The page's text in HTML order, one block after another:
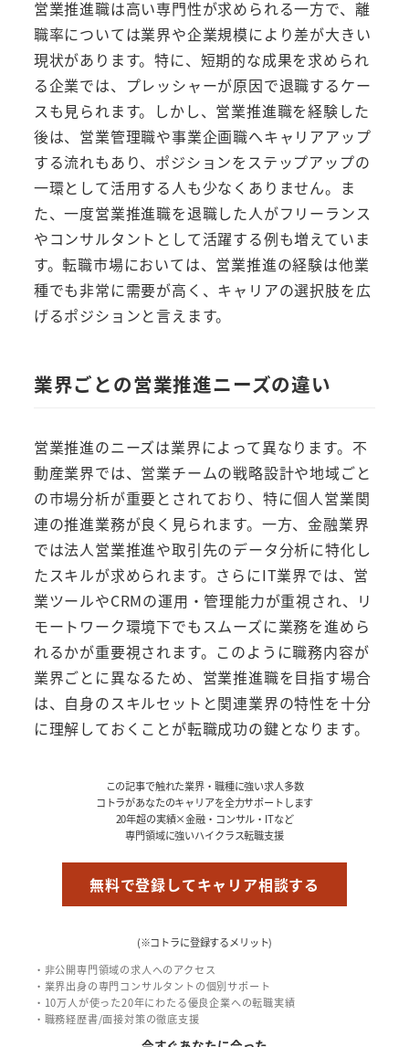
営業推進職は高い専門性が求められる一方で、離
職率については業界や企業規模により差が大きい
現状があります。特に、短期的な成果を求められ
る企業では、プレッシャーが原因で退職するケー
スも見られます。しかし、営業推進職を経験した
後は、営業管理職や事業企画職へキャリアアップ
する流れもあり、ポジションをステップアップの
一環として活用する人も少なくありません。ま
た、一度営業推進職を退職した人がフリーランス
やコンサルタントとして活躍する例も増えていま
す。転職市場においては、営業推進の経験は他業
種でも非常に需要が高く、キャリアの選択肢を広
げるポジションと言えます。
業界ごとの営業推進ニーズの違い
営業推進のニーズは業界によって異なります。不
動産業界では、営業チームの戦略設計や地域ごと
の市場分析が重要とされており、特に個人営業関
連の推進業務が良く見られます。一方、金融業界
では法人営業推進や取引先のデータ分析に特化し
たスキルが求められます。さらにIT業界では、営
業ツールやCRMの運用・管理能力が重視され、リ
モートワーク環境下でもスムーズに業務を進めら
れるかが重要視されます。このように職務内容が
業界ごとに異なるため、営業推進職を目指す場合
は、自身のスキルセットと関連業界の特性を十分
に理解しておくことが転職成功の鍵となります。
この記事で触れた業界・職種に強い求人多数
コトラがあなたのキャリアを全力サポートします
20年超の実績×金融・コンサル・ITなど
専門領域に強いハイクラス転職支援
無料で登録してキャリア相談する
(※コトラに登録するメリット)
・非公開専門領域の求人へのアクセス
・業界出身の専門コンサルタントの個別サポート
・10万人が使った20年にわたる優良企業への転職実績
・職務経歴書/面接対策の徹底支援